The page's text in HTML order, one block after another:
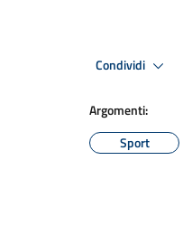
Condividi
Argomenti:
Sport